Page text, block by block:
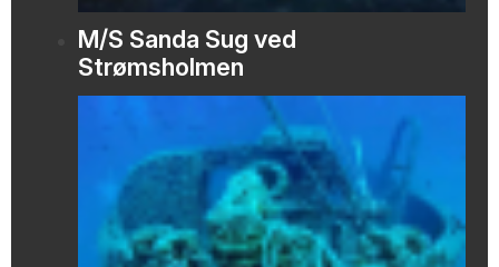
M/S Sanda Sug ved
Strømsholmen